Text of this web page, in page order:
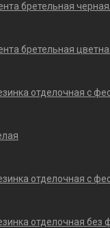
бретельная
бретельная
отделочная с
отделочная с
отделочная без